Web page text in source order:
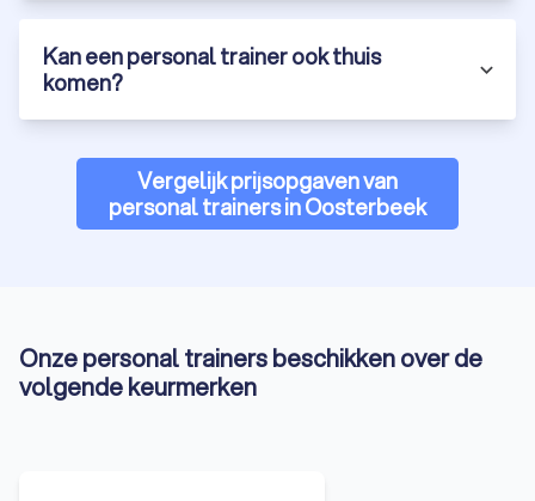
personal training aan huis, in de gym of online personal
training.
vandaag nog gratis offertes aan via Trustoo en ontdek de
mogelijkheden in Oosterbeek.
Kan een personal trainer ook thuis
komen?
Vergelijk prijsopgaven van
personal trainers in Oosterbeek
Onze personal trainers beschikken over de
volgende keurmerken